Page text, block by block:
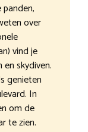
over
vind je
skydiven.
genieten
In
om de
te zien.